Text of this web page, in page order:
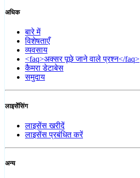
अधिक
बारे में
विशेषताएँ
व्यवसाय
<faq>अक्सर पूछे जाने वाले प्रश्न</faq>
कैमरा डेटाबेस
समुदाय
लाइसेंसिंग
लाइसेंस खरीदें
लाइसेंस प्रबंधित करें
अन्य